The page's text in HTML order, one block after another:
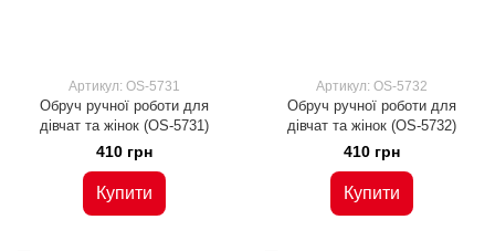
Артикул: OS-5731
Обруч ручної роботи для
дівчат та жінок (OS-5731)
410 грн
Купити
Артикул: OS-5732
Обруч ручної роботи для
дівчат та жінок (OS-5732)
410 грн
Купити